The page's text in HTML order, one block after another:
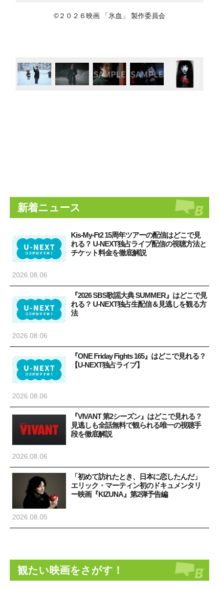
©︎２０２６映画 「氷血」 製作委員会
新着ニュース
Kis-My-Ft2 15周年ツアーの配信はどこで見
れる？ U-NEXT独占ライブ配信の視聴方法と
チケット料金を徹底解説
2026.08.06
『2026 SBS歌謡大典 SUMMER』はどこで見
れる？ U-NEXT独占生配信＆見逃しを観る方
法
2026.08.06
『ONE Friday Fights 165』はどこで見れる？
【U-NEXT独占ライブ】
2026.08.06
『VIVANT 第2シーズン』はどこで見れる？
見逃しも全話無料で観られる唯一の視聴手
段を徹底解説
2026.08.06
「初めて訪れたとき、日本に恋したんだ」
エリック・マーティン初のドキュメンタリ
ー映画『KIZUNA』第2弾予告編
2026.08.05
観たい映画をさがす！